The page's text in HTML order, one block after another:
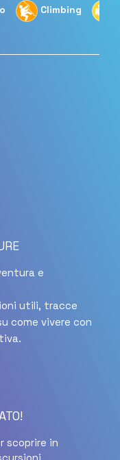
Climbing
e
utili, tracce
come vivere con
scoprire in